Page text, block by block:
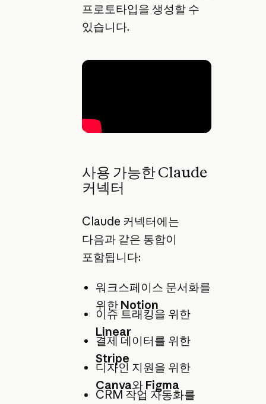
프로토타입을 생성할 수
있습니다.
사용 가능한 Claude
커넥터
Claude 커넥터에는
다음과 같은 통합이
포함됩니다:
워크스페이스 문서화를
위한 Notion
이슈 트래킹을 위한
Linear
결제 데이터를 위한
Stripe
디자인 지원을 위한
Canva와Figma
CRM 작업 자동화를